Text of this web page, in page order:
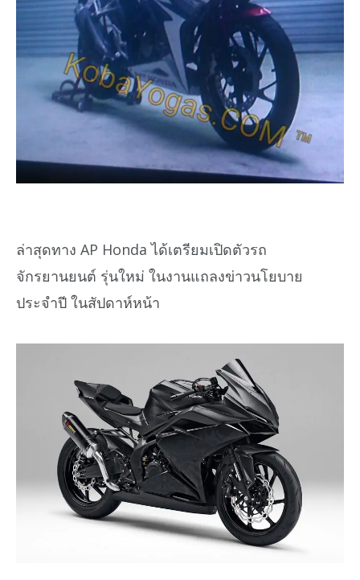
ล่าสุดทาง AP Honda ได้เตรียมเปิดตัวรถ
จักรยานยนต์ รุ่นใหม่ ในงานแถลงข่าวนโยบาย
ประจำปี ในสัปดาห์หน้า